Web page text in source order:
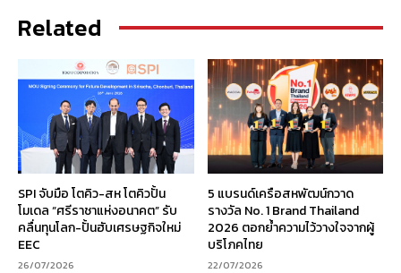
Related
SPI จับมือ โตคิว-สห โตคิวปั้น
โมเดล “ศรีราชาแห่งอนาคต” รับ
คลื่นทุนโลก-ปั้นฮับเศรษฐกิจใหม่
EEC
26/07/2026
5 แบรนด์เครือสหพัฒน์กวาด
รางวัล No. 1 Brand Thailand
2026 ตอกย้ำความไว้วางใจจากผู้
บริโภคไทย
22/07/2026